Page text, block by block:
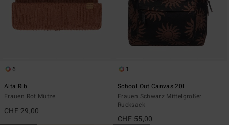
6
Alta Rib
Frauen Rot Mütze
CHF 29,00
1
School Out Canvas 20L
Frauen Schwarz Mittelgroßer
Rucksack
CHF 55,00